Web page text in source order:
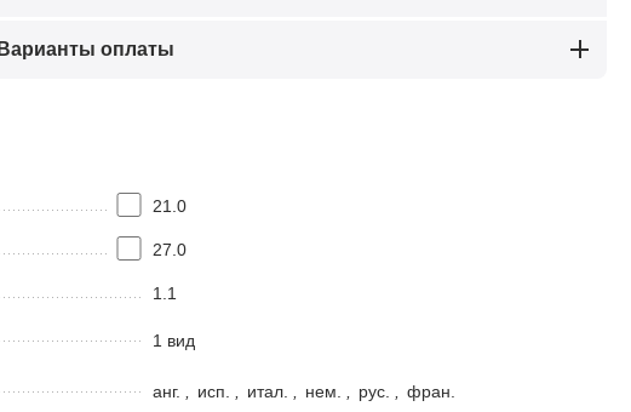
Варианты оплаты
21.0
27.0
1.1
1 вид
анг. исп. итал. нем. рус. фран.